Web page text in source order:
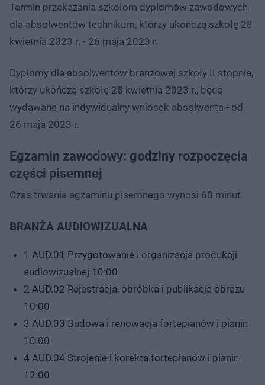
Termin przekazania szkołom dyplomów zawodowych
dla absolwentów technikum, którzy ukończą szkołę 28
kwietnia 2023 r. - 26 maja 2023 r.
Dyplomy dla absolwentów branżowej szkoły II stopnia,
którzy ukończą szkołę 28 kwietnia 2023 r., będą
wydawane na indywidualny wniosek absolwenta - od
26 maja 2023 r.
Egzamin zawodowy: godziny rozpoczęcia
części pisemnej
Czas trwania egzaminu pisemnego wynosi 60 minut.
BRANŻA AUDIOWIZUALNA
1 AUD.01 Przygotowanie i organizacja produkcji
audiowizualnej 10:00
2 AUD.02 Rejestracja, obróbka i publikacja obrazu
10:00
3 AUD.03 Budowa i renowacja fortepianów i pianin
10:00
4 AUD.04 Strojenie i korekta fortepianów i pianin
12:00